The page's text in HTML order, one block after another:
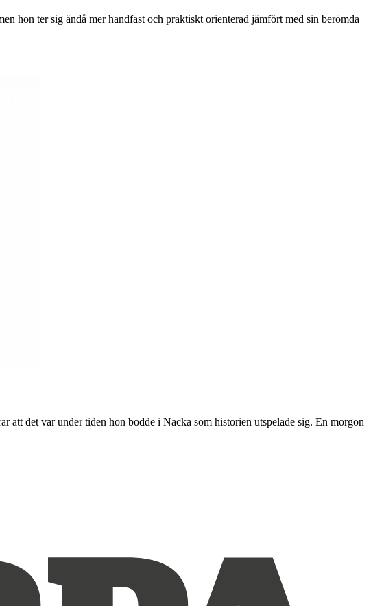
hon ter sig ändå mer handfast och praktiskt orienterad jämfört med sin berömda
det var under tiden hon bodde i Nacka som historien utspelade sig. En morgon